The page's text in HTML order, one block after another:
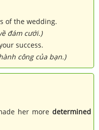
of the wedding.
đám cưới.)
success.
công của bạn.)
her more determined